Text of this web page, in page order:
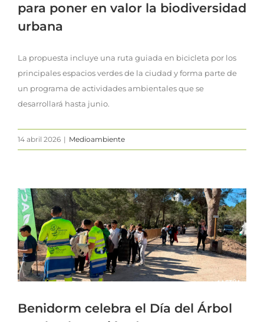
para poner en valor la biodiversidad
urbana
La propuesta incluye una ruta guiada en bicicleta por los
principales espacios verdes de la ciudad y forma parte de
un programa de actividades ambientales que se
desarrollará hasta junio.
14 abril 2026 | Medioambiente
Benidorm celebra el Día del Árbol